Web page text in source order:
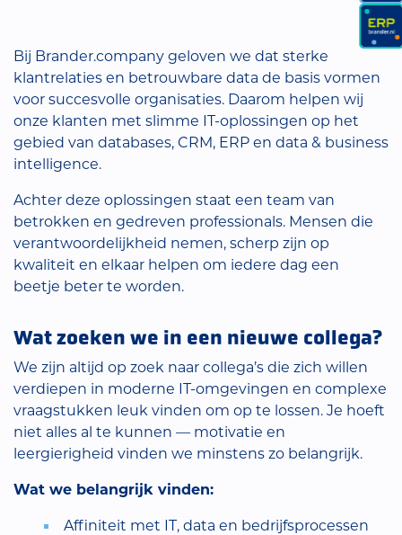
Bij Brander.company geloven we dat sterke
klantrelaties en betrouwbare data de basis vormen
voor succesvolle organisaties. Daarom helpen wij
onze klanten met slimme IT-oplossingen op het
gebied van databases, CRM, ERP en data & business
intelligence.
Achter deze oplossingen staat een team van
betrokken en gedreven professionals. Mensen die
verantwoordelijkheid nemen, scherp zijn op
kwaliteit en elkaar helpen om iedere dag een
beetje beter te worden.
Wat zoeken we in een nieuwe collega?
We zijn altijd op zoek naar collega’s die zich willen
verdiepen in moderne IT-omgevingen en complexe
vraagstukken leuk vinden om op te lossen. Je hoeft
niet alles al te kunnen — motivatie en
leergierigheid vinden we minstens zo belangrijk.
Wat we belangrijk vinden:
Affiniteit met IT, data en bedrijfsprocessen